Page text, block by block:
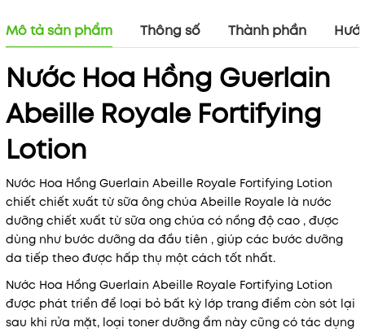
Mô tả sản phẩm Thông số Thành phần
Nước Hoa Hồng Guerlain
Abeille Royale Fortifying
Lotion
Nước Hoa Hồng Guerlain Abeille Royale Fortifying Lotion
chiết chiết xuất từ sữa ông chúa Abeille Royale là nước
dưỡng chiết xuất từ sữa ong chúa có nồng độ cao , được
dùng như bước dưỡng da đầu tiên , giúp các bước dưỡng
da tiếp theo được hấp thụ một cách tốt nhất.
Nước Hoa Hồng Guerlain Abeille Royale Fortifying Lotion
được phát triển để loại bỏ bất kỳ lớp trang điểm còn sót lại
sau khi rửa mặt, loại toner dưỡng ẩm này cũng có tác dụng